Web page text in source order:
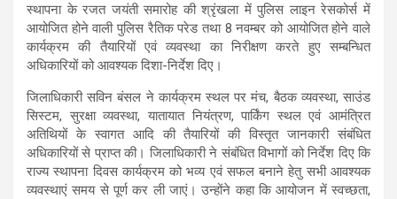
स्थापना के रजत जयंती समारोह की श्रृंखला में पुलिस लाइन रेसकोर्स में
आयोजित होने वाली पुलिस रैतिक परेड तथा 8 नवम्बर को आयोजित होने वाले
कार्यक्रम की तैयारियों एवं व्यवस्था का निरीक्षण करते हुए सम्बन्धित
अधिकारियों को आवश्यक दिशा-निर्देश दिए।
जिलाधिकारी सविन बंसल ने कार्यक्रम स्थल पर मंच, बैठक व्यवस्था, साउंड
सिस्टम, सुरक्षा व्यवस्था, यातायात नियंत्रण, पार्किंग स्थल एवं आमंत्रित
अतिथियों के स्वागत आदि की तैयारियों की विस्तृत जानकारी संबंधित
अधिकारियों से प्राप्त की। जिलाधिकारी ने संबंधित विभागों को निर्देश दिए कि
राज्य स्थापना दिवस कार्यक्रम को भव्य एवं सफल बनाने हेतु सभी आवश्यक
व्यवस्थाएं समय से पूर्ण कर ली जाएं। उन्होंने कहा कि आयोजन में स्वच्छता,